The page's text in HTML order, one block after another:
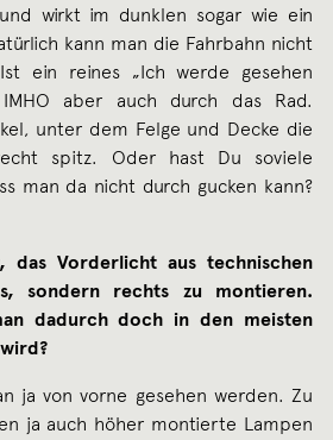
wirkt im dunklen sogar wie ein
kann man die Fahrbahn nicht
ein reines „Ich werde gesehen
aber auch durch das Rad.
unter dem Felge und Decke die
spitz. Oder hast Du soviele
man da nicht durch gucken kann?
Vorderlicht aus technischen
sondern rechts zu montieren.
dadurch doch in den meisten
ja von vorne gesehen werden. Zu
ja auch höher montierte Lampen